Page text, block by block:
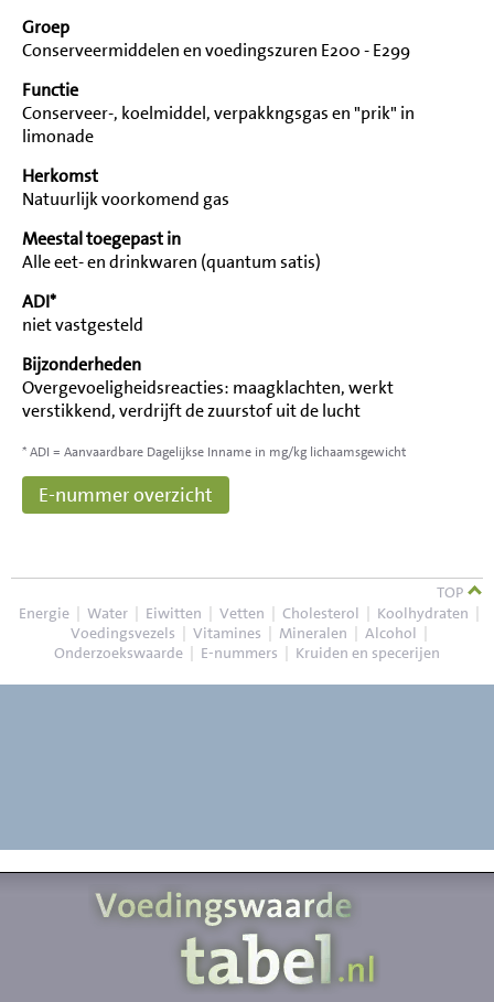
Groep
Conserveermiddelen en voedingszuren E200 - E299
Functie
Conserveer-, koelmiddel, verpakkngsgas en "prik" in
limonade
Herkomst
Natuurlijk voorkomend gas
Meestal toegepast in
Alle eet- en drinkwaren (quantum satis)
ADI*
niet vastgesteld
Bijzonderheden
Overgevoeligheidsreacties: maagklachten, werkt
verstikkend, verdrijft de zuurstof uit de lucht
* ADI = Aanvaardbare Dagelijkse Inname in mg/kg lichaamsgewicht
E-nummer overzicht
TOP
Energie | Water | Eiwitten | Vetten | Cholesterol | Koolhydraten |
Voedingsvezels | Vitamines | Mineralen | Alcohol |
Onderzoekswaarde | E-nummers | Kruiden en specerijen